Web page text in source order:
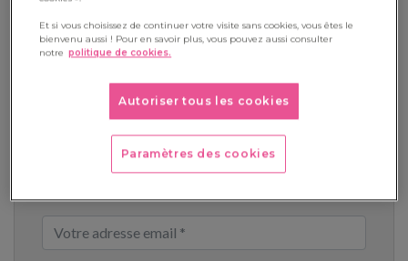
Téléchargement
Et si vous choisissez de continuer votre visite sans cookies, vous êtes le
bienvenu aussi ! Pour en savoir plus, vous pouvez aussi consulter
notre politique de cookies.
Autoriser tous les cookies
Paramètres des cookies